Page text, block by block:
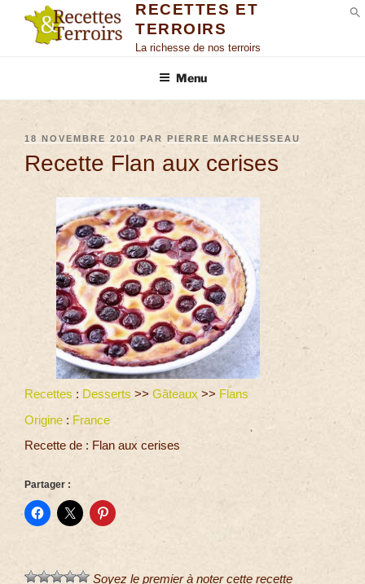
RECETTES ET
TERROIRS
La richesse de nos terroirs
Menu
18 NOVEMBRE 2010 PAR PIERRE MARCHESSEAU
Recette Flan aux cerises
Recettes : Desserts >> Gâteaux >> Flans
Origine : France
Recette de : Flan aux cerises
Partager :
Soyez le premier à noter cette recette